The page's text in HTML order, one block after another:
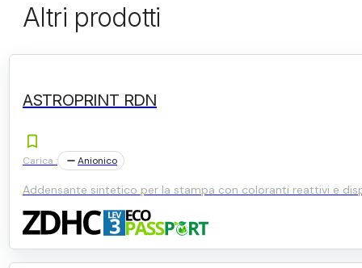
Altri prodotti
ASTROPRINT RDN
Carica : Anionico
Addensante sintetico per la stampa con coloranti reattivi e